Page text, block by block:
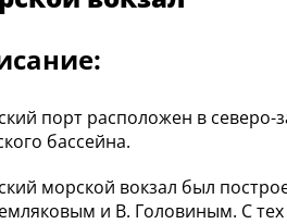
порт расположен в
бассейна.
морской вокзал был
и В. Головиным. С